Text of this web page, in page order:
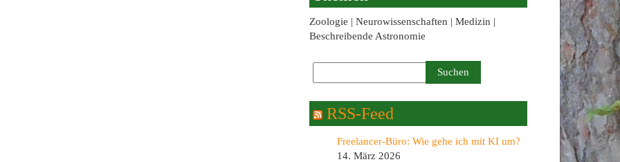
Zoologie | Neurowissenschaften | Medizin |
Beschreibende Astronomie
RSS-Feed
Freelancer-Büro: Wie gehe ich mit KI um?
14. März 2026